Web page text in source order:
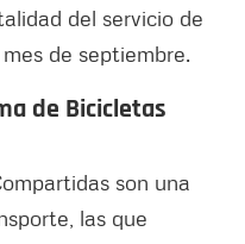
del servicio de
de septiembre.
de Bicicletas
son una
las que